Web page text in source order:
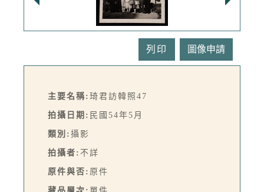
列印
主要名稱: 琦君訪韓照47
拍攝日期: 民國54年5月
類別: 攝影
拍攝者: 不詳
原件與否: 原件